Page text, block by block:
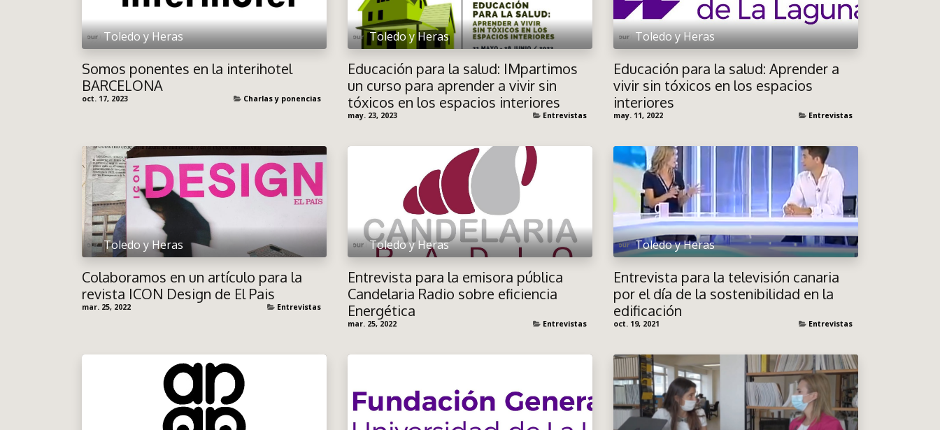
Toledo y Heras
Somos ponentes en la interihotel
BARCELONA
oct. 17, 2023 Charlas y ponencias
Toledo y Heras
Educación para la salud: IMpartimos
un curso para aprender a vivir sin
tóxicos en los espacios interiores
may. 23, 2023 Entrevistas
Toledo y Heras
Educación para la salud: Aprender a
vivir sin tóxicos en los espacios
interiores
may. 11, 2022 Entrevistas
Toledo y Heras
Colaboramos en un artículo para la
revista ICON Design de El Pais
mar. 25, 2022 Entrevistas
Toledo y Heras
Entrevista para la emisora pública
Candelaria Radio sobre eficiencia
Energética
mar. 25, 2022 Entrevistas
Toledo y Heras
Entrevista para la televisión canaria
por el día de la sostenibilidad en la
edificación
oct. 19, 2021 Entrevistas